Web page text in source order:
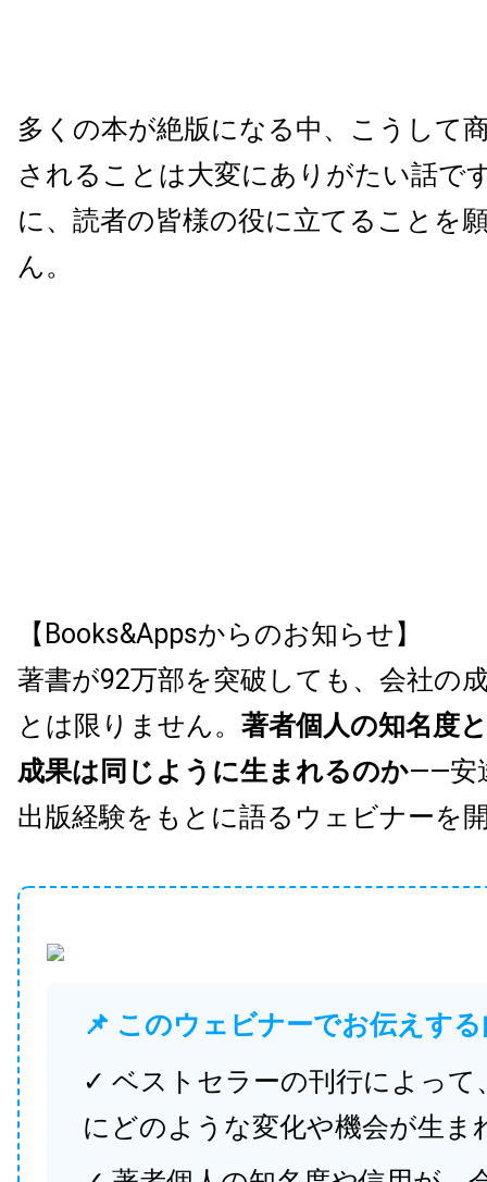
多くの本が絶版になる中、こうして
されることは大変にありがたい話で
に、読者の皆様の役に立てることを
ん。
【Books&Appsからのお知らせ】
著書が92万部を突破しても、会社の
とは限りません。 著者個人の知名度
成果は同じように生まれるのか——安
出版経験をもとに語るウェビナーを
📌 このウェビナーでお伝えす
✓ ベストセラーの刊行によって
にどのような変化や機会が生ま